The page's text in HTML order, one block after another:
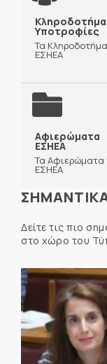
Υποτροφίες
Τα
ΕΣΗΕΑ
Αφιερώματα
ΕΣΗΕΑ
Τα Αφιερώματα
ΕΣΗΕΑ
Δείτε τις πιο
στο χώρο του